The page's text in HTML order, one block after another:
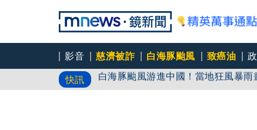
影音 慈濟被詐 白海豚颱風 致癌油
快訊
白海豚颱風游進中國！當地狂風暴
蔣、柯轟綠擋疫苗！ 醫師酸：嘴喊